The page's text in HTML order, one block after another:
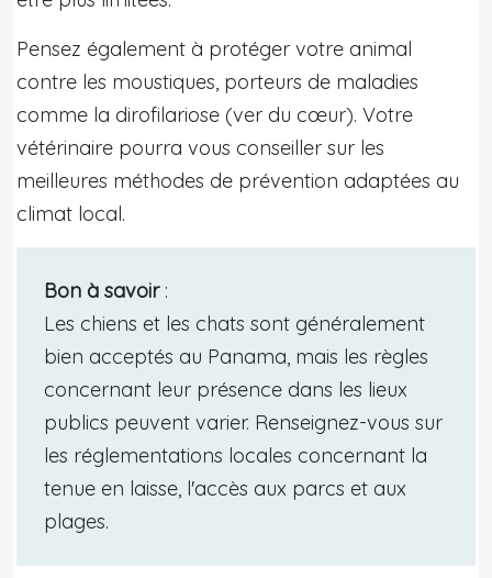
Pensez également à protéger votre animal
contre les moustiques, porteurs de maladies
comme la dirofilariose (ver du cœur). Votre
vétérinaire pourra vous conseiller sur les
meilleures méthodes de prévention adaptées au
climat local.
Bon à savoir:
Les chiens et les chats sont généralement
bien acceptés au Panama, mais les règles
concernant leur présence dans les lieux
publics peuvent varier. Renseignez-vous sur
les réglementations locales concernant la
tenue en laisse, l'accès aux parcs et aux
plages.